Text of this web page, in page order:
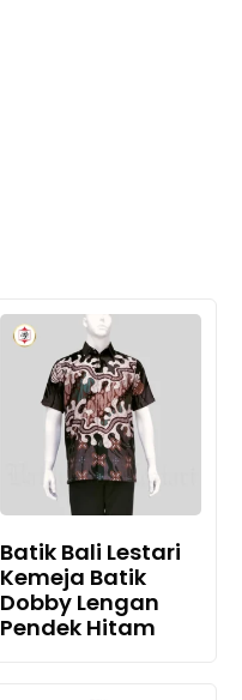
Batik Bali Lestari
Kemeja Batik
Dobby Lengan
Pendek Hitam